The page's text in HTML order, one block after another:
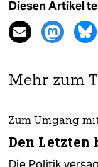
Diesen Artikel
Mehr zum
Zum Umgang
Den Letzten